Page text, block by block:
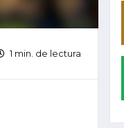
1 min. de lectura